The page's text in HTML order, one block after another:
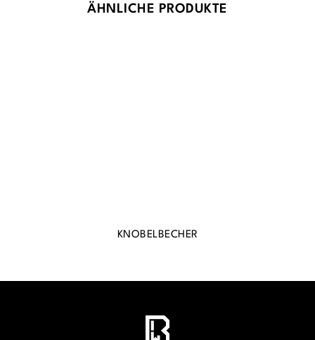
Produktgalerie überspringen
ÄHNLICHE PRODUKTE
KNOBELBECHER